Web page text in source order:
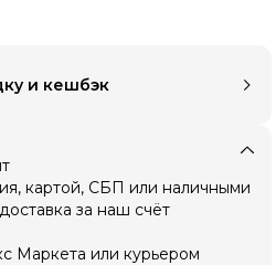
и кешбэк
картой, СБП или наличными
за наш счёт
Маркета или курьером